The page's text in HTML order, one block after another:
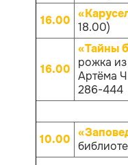
16.00 18.00)
16.00
«Тайны
рожка
Артёма
286-444
10.00